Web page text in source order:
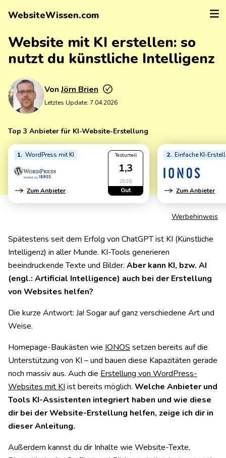
WebsiteWissen.com
Website mit KI erstellen: so
nutzt du künstliche Intelligenz
VonJörn Brien
Letztes Update: 7.04.2026
Top 3 Anbieter für KI-Website-Erstellung
1 WordPress mit KI
Zum Anbieter
Testurteil
1,3
2026
Gut
2 Einfache KI-
Zum Anbieter
Werbehinweis
Spätestens seit dem Erfolg von ChatGPT ist KI (Künstliche
Intelligenz) in aller Munde. KI-Tools generieren
beeindruckende Texte und Bilder. Aber kann KI, bzw. AI
(engl.: Artificial Intelligence) auch bei der Erstellung
von Websites helfen?
Die kurze Antwort: Ja! Sogar auf ganz verschiedene Art und
Weise.
Homepage-Baukästen wie IONOS setzen bereits auf die
Unterstützung von KI – und bauen diese Kapazitäten gerade
noch massiv aus. Auch die Erstellung von WordPress-
Websites mit KI ist bereits möglich. Welche Anbieter und
Tools KI-Assistenten integriert haben und wie diese
dir bei der Website-Erstellung helfen, zeige ich dir in
dieser Anleitung.
Außerdem kannst du dir Inhalte wie Website-Texte,